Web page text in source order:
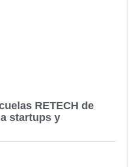
RETECH de
startups y